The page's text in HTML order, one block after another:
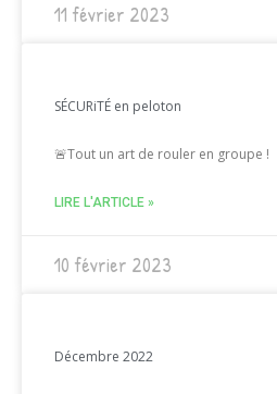
11 février 2023
SÉCURiTÉ en peloton
🚨Tout un art de rouler en groupe !
LIRE L'ARTICLE »
10 février 2023
Décembre 2022